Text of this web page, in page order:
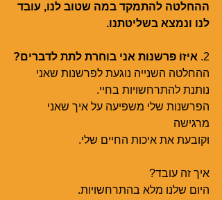
ההחלטה להתמקד במה שטוב לנו, עובד
לנו ונמצא בשליטתנו.
2. איזו פרשנות אני בוחרת לתת לדברים?
ההחלטה השנייה נוגעת לפרשנות שאני
נותנת להתרחשויות בחיי.
הפרשנות שלי משפיעה על איך שאני
מרגישה
וקובעת את איכות החיים שלי.
איך זה עובד?
היום שלנו מלא בהתרחשויות.